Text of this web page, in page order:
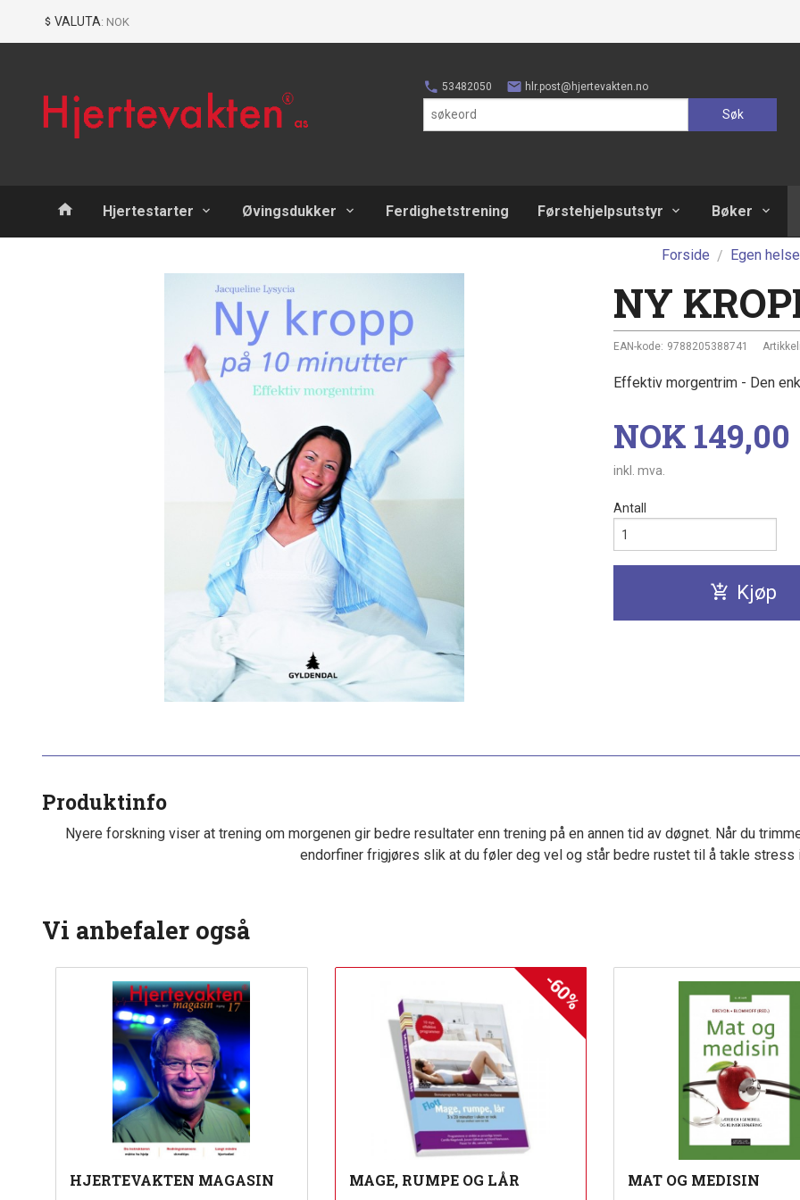
VALUTA: NOK
53482050 hlr.post@hjertevakten.no
Søk
Produkter
Hjertestarter Øvingsdukker Ferdighetstrening Førstehjelpsutstyr Bøker
Forside Egen helse
NY
EAN-kode: 9788205388741
Effektiv morgentrim - Den
Pris
NOK 149,00
inkl. mva.
Antall
Kjøp
Produktinfo
Nyere forskning viser at trening om morgenen gir bedre resultater enn trening på en annen tid av døgnet. Når du
endorfiner frigjøres slik at du føler deg vel og står bedre rustet til å takle stress
Vi anbefaler også
HJERTEVAKTEN MAGASIN MAGE, RUMPE OG LÅR
-60%
MAT OG MEDISIN